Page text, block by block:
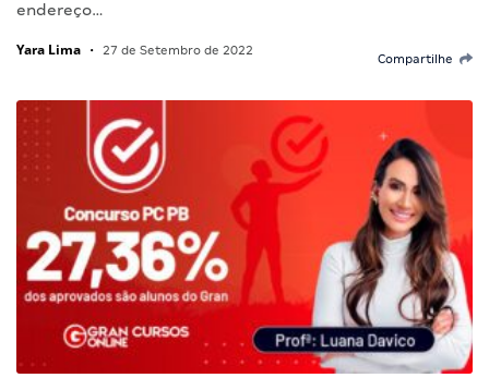
endereço…
Yara Lima • 27 de Setembro de 2022
Compartilhe